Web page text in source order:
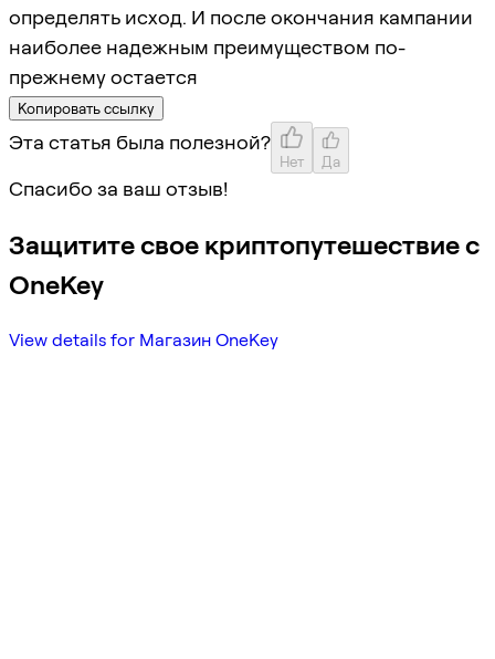
определять исход. И после окончания кампании
наиболее надежным преимуществом по-
прежнему остается
Копировать ссылку
Эта статья была полезной?
Нет Да
Спасибо за ваш отзыв!
Защитите свое криптопутешествие с
OneKey
View details for Магазин OneKey